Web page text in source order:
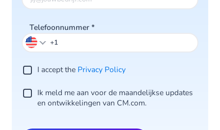
Telefoonnummer*
I accept the Privacy Po licy
Ik meld me aan voor de maandelijkse updates
en ontwikkelingen van CM.com.